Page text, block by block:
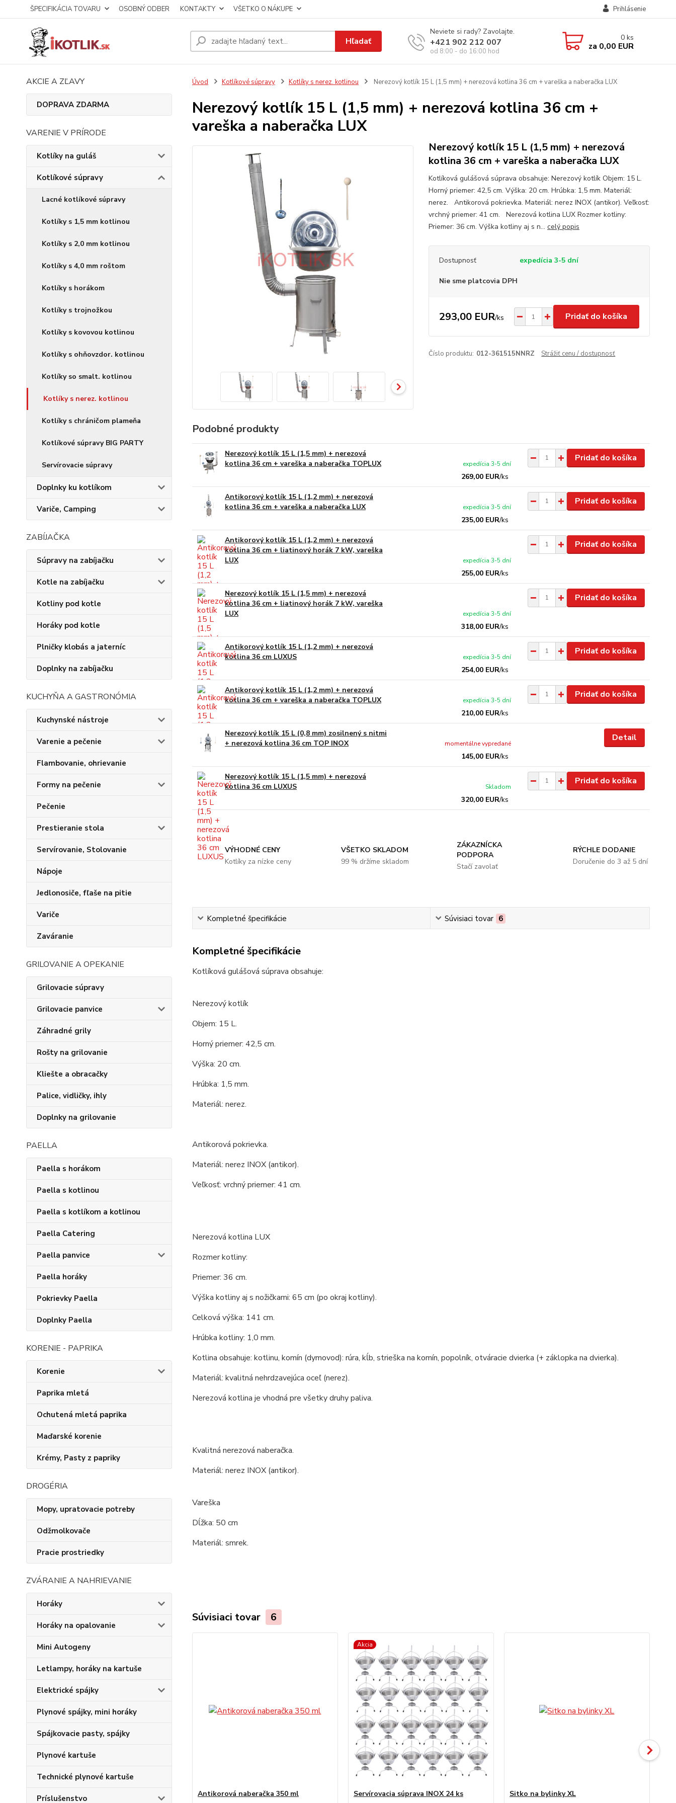
ŠPECIFIKÁCIA TOVARU OSOBNÝ ODBER KONTAKTY VŠETKO O NÁKUPE Prihlásenie
Hľadať
Neviete si rady? Zavolajte.
+421 902 212 007
od 8:00 - do 16:00 hod
0 ks
za 0,00 EUR
AKCIE A ZĽAVY
DOPRAVA ZDARMA
VARENIE V PRÍRODE
Kotlíky na guláš
Kotlíkové súpravy
Lacné kotlíkové súpravy
Kotlíky s 1,5 mm kotlinou
Kotlíky s 2,0 mm kotlinou
Kotlíky s 4,0 mm roštom
Kotlíky s horákom
Kotlíky s trojnožkou
Kotlíky s kovovou kotlinou
Kotlíky s ohňovzdor. kotlinou
Kotlíky so smalt. kotlinou
Kotlíky s nerez. kotlinou
Kotlíky s chráničom plameňa
Kotlíkové súpravy BIG PARTY
Servírovacie súpravy
Doplnky ku kotlíkom
Variče, Camping
ZABÍJAČKA
Súpravy na zabíjačku
Kotle na zabíjačku
Kotliny pod kotle
Horáky pod kotle
Plničky klobás a jaterníc
Doplnky na zabíjačku
KUCHYŇA A GASTRONÓMIA
Kuchynské nástroje
Varenie a pečenie
Flambovanie, ohrievanie
Formy na pečenie
Pečenie
Prestieranie stola
Servírovanie, Stolovanie
Nápoje
Jedlonosiče, fľaše na pitie
Variče
Zaváranie
GRILOVANIE A OPEKANIE
Grilovacie súpravy
Grilovacie panvice
Záhradné grily
Rošty na grilovanie
Kliešte a obracačky
Palice, vidličky, ihly
Doplnky na grilovanie
PAELLA
Paella s horákom
Paella s kotlinou
Paella s kotlíkom a kotlinou
Paella Catering
Paella panvice
Paella horáky
Pokrievky Paella
Doplnky Paella
KORENIE - PAPRIKA
Korenie
Paprika mletá
Ochutená mletá paprika
Maďarské korenie
Krémy, Pasty z papriky
DROGÉRIA
Mopy, upratovacie potreby
Odžmolkovače
Pracie prostriedky
ZVÁRANIE A NAHRIEVANIE
Horáky
Horáky na opalovanie
Mini Autogeny
Letlampy, horáky na kartuše
Elektrické spájky
Plynové spájky, mini horáky
Spájkovacie pasty, spájky
Plynové kartuše
Technické plynové kartuše
Príslušenstvo
Úvod Kotlíkové súpravy Kotlíky s nerez. kotlinou Nerezový kotlík 15 L (1,5 mm) + nerezová kotlina 36 cm + vareška a naberačka LUX
Nerezový kotlík 15 L (1,5 mm) + nerezová kotlina 36 cm +
vareška a naberačka LUX
Nerezový kotlík 15 L (1,5 mm) + nerezová
kotlina 36 cm + vareška a naberačka LUX
Kotlíková gulášová súprava obsahuje: Nerezový kotlík Objem: 15 L.
Horný priemer: 42,5 cm. Výška: 20 cm. Hrúbka: 1,5 mm. Materiál:
nerez. Antikorová pokrievka. Materiál: nerez INOX (antikor). Veľkosť:
vrchný priemer: 41 cm. Nerezová kotlina LUX Rozmer kotliny:
Priemer: 36 cm. Výška kotliny aj s n... celý popis
Dostupnosť expedícia 3-5 dní
Nie sme platcovia DPH
293,00 EUR/ks Pridať do košíka
Číslo produktu: 012-361515NNRZ Strážiť cenu / dostupnosť
Podobné produkty
Nerezový kotlík 15 L (1,5 mm) + nerezová
kotlina 36 cm + vareška a naberačka TOPLUX
269,00 EUR/ks
expedícia 3-5 dní
Pridať do košíka
Antikorový kotlík 15 L (1,2 mm) + nerezová
kotlina 36 cm + vareška a naberačka LUX
235,00 EUR/ks
expedícia 3-5 dní
Pridať do košíka
Antikorový kotlík 15 L (1,2 mm) + nerezová
kotlina 36 cm + liatinový horák 7 kW, vareška
LUX
255,00 EUR/ks
expedícia 3-5 dní
Pridať do košíka
Nerezový kotlík 15 L (1,5 mm) + nerezová
kotlina 36 cm + liatinový horák 7 kW, vareška
LUX
318,00 EUR/ks
expedícia 3-5 dní
Pridať do košíka
Antikorový kotlík 15 L (1,2 mm) + nerezová
kotlina 36 cm LUXUS
254,00 EUR/ks
expedícia 3-5 dní
Pridať do košíka
Antikorový kotlík 15 L (1,2 mm) + nerezová
kotlina 36 cm + vareška a naberačka TOPLUX
210,00 EUR/ks
expedícia 3-5 dní
Pridať do košíka
Nerezový kotlík 15 L (0,8 mm) zosilnený s nitmi
+ nerezová kotlina 36 cm TOP INOX
145,00 EUR/ks
momentálne vypredané
Detail
Nerezový kotlík 15 L (1,5 mm) + nerezová
kotlina 36 cm LUXUS
320,00 EUR/ks
Skladom
Pridať do košíka
VÝHODNÉ CENY
Kotlíky za nízke ceny
VŠETKO SKLADOM
99 % držíme skladom
ZÁKAZNÍCKA
PODPORA
Stačí zavolať
RÝCHLE DODANIE
Doručenie do 3 až 5 dní
Kompletné špecifikácie Súvisiaci tovar 6
Kompletné špecifikácie
Kotlíková gulášová súprava obsahuje:
Nerezový kotlík
Objem: 15 L.
Horný priemer: 42,5 cm.
Výška: 20 cm.
Hrúbka: 1,5 mm.
Materiál: nerez.
Antikorová pokrievka.
Materiál: nerez INOX (antikor).
Veľkosť: vrchný priemer: 41 cm.
Nerezová kotlina LUX
Rozmer kotliny:
Priemer: 36 cm.
Výška kotliny aj s nožičkami: 65 cm (po okraj kotliny).
Celková výška: 141 cm.
Hrúbka kotliny: 1,0 mm.
Kotlina obsahuje: kotlinu, komín (dymovod): rúra, kĺb, strieška na komín, popolník, otváracie dvierka (+ záklopka na dvierka).
Materiál: kvalitná nehrdzavejúca oceľ (nerez).
Nerezová kotlina je vhodná pre všetky druhy paliva.
Kvalitná nerezová naberačka.
Materiál: nerez INOX (antikor).
Vareška
Dĺžka: 50 cm
Materiál: smrek.
Súvisiaci tovar 6
Antikorová naberačka 350 ml
Akcia
Servírovacia súprava INOX 24 ks Sitko na bylinky XL